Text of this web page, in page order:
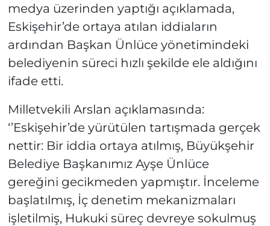
medya üzerinden yaptığı açıklamada,
Eskişehir’de ortaya atılan iddiaların
ardından Başkan Ünlüce yönetimindeki
belediyenin süreci hızlı şekilde ele aldığını
ifade etti.
Milletvekili Arslan açıklamasında:
‘’Eskişehir’de yürütülen tartışmada gerçek
nettir: Bir iddia ortaya atılmış, Büyükşehir
Belediye Başkanımız Ayşe Ünlüce
gereğini gecikmeden yapmıştır. İnceleme
başlatılmış, İç denetim mekanizmaları
işletilmiş, Hukuki süreç devreye sokulmuş